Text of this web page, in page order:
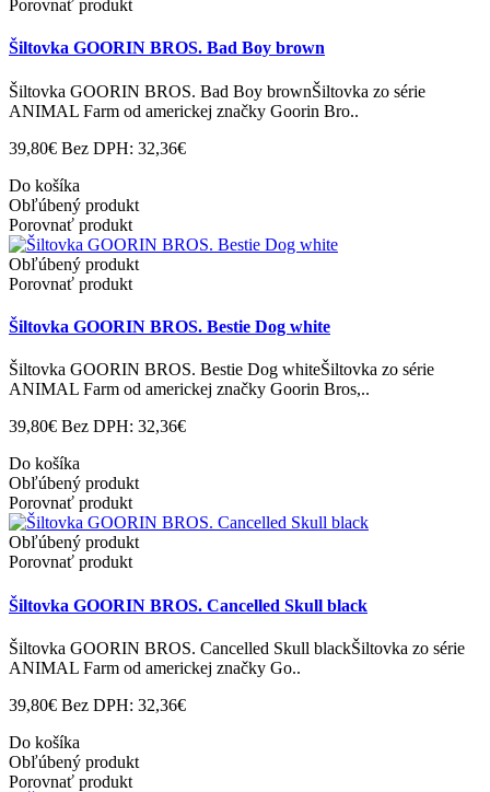
Porovnať produkt
Šiltovka GOORIN BROS. Bad Boy brown
Šiltovka GOORIN BROS. Bad Boy brownŠiltovka zo série
ANIMAL Farm od americkej značky Goorin Bro..
39,80€ Bez DPH: 32,36€
Do košíka
Obľúbený produkt
Porovnať produkt
Obľúbený produkt
Porovnať produkt
Šiltovka GOORIN BROS. Bestie Dog white
Šiltovka GOORIN BROS. Bestie Dog whiteŠiltovka zo série
ANIMAL Farm od americkej značky Goorin Bros,..
39,80€ Bez DPH: 32,36€
Do košíka
Obľúbený produkt
Porovnať produkt
Obľúbený produkt
Porovnať produkt
Šiltovka GOORIN BROS. Cancelled Skull black
Šiltovka GOORIN BROS. Cancelled Skull blackŠiltovka zo série
ANIMAL Farm od americkej značky Go..
39,80€ Bez DPH: 32,36€
Do košíka
Obľúbený produkt
Porovnať produkt